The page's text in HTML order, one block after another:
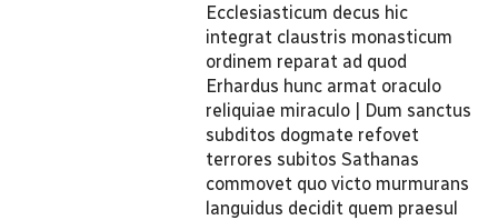
Ecclesiasticum decus hic
integrat claustris monasticum
ordinem reparat ad quod
Erhardus hunc armat oraculo
reliquiae miraculo | Dum sanctus
subditos dogmate refovet
terrores subitos Sathanas
commovet quo victo murmurans
languidus decidit quem praesul